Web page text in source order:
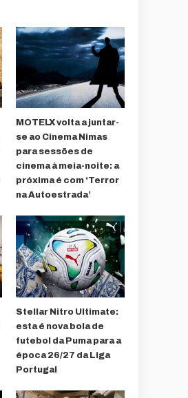
MOTELX volta a juntar-
se ao Cinema Nimas
para sessões de
cinema à meia-noite: a
próxima é com ‘Terror
na Autoestrada’
Stellar Nitro Ultimate:
esta é nova bola de
futebol da Puma para a
época 26/27 da Liga
Portugal